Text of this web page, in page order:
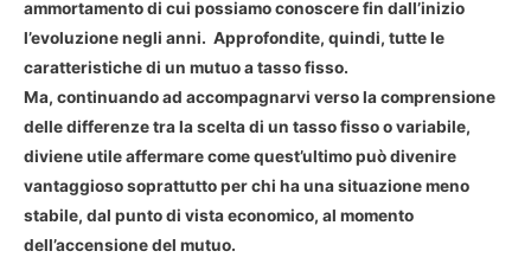
ammortamento di cui possiamo conoscere fin dall’inizio
l’evoluzione negli anni. Approfondite, quindi, tutte le
caratteristiche di un mutuo a tasso fisso.
Ma, continuando ad accompagnarvi verso la comprensione
delledifferenze tra la scelta di un tasso fisso o variabile,
diviene utile affermare come quest’ultimo può divenire
vantaggioso soprattutto per chi ha una situazione meno
stabile, dal punto di vista economico, al momento
dell’accensione del mutuo.